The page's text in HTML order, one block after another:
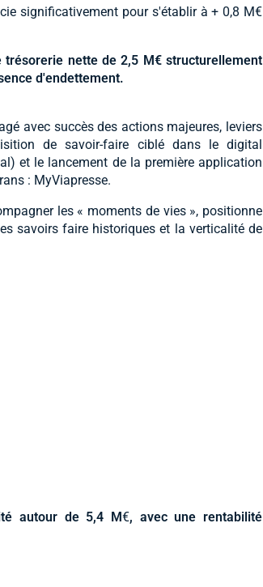
significativement pour s'établir à + 0,8 M€
nette de 2,5 M€ structurellement
d'endettement.
avec succès des actions majeures, leviers
de savoir-faire ciblé dans le digital
et le lancement de la première application
: MyViapresse.
les « moments de vies », positionne
savoirs faire historiques et la verticalité de
autour de 5,4 M€, avec une rentabilité